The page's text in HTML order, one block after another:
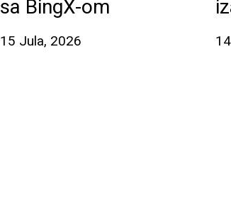
sa BingX-om
15 Jula, 2026